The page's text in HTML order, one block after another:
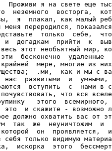
трубы?
     - Додумался  до  этого  не  я,  а они же научили меня, как ее устроить.
Когда  я раскрыл шифр таинственных световых знаков и научился по ним читать,
я  хотел  сообщить  о  своем  открытии  нашим  ученым,  но  обитатели  Марса
предупредили  меня, чтобы я пока этого не делал. так как, по их каким-то, не
известным  мне соображениям, пора для этого еще не настала. Вот поэтому-то я
и  держал  свое открытие в секрете, да и вас прошу никому ничего не говорить
о  нем.  Впрочем,  если  я  не  доживу  до  той  поры, когда обитатели Марса
разрешат мне опубликовать его, ну, тогда можете делать, как знаете.
     - О,  в  моей  скромности  можете не сомневаться, - сказал я. - И будем
надеяться, что мне не приведется первому воспользоваться вашим разрешением:
     - Ну,   кто  знает?  -  со  вздохом  заметил  Роша.  -  Будущее  никому
неизвестно;  да  это  и  к  лучшему,  иначе и жить было бы не так любопытно.
Впрочем,  оставим  эти печальные мысли. Итак, - продолжал он свой рассказ, -
когда  я  начал  свободно  читать  то, что мне передавали с Марса, по совету
своих  новых  друзей из другого мира и по их указаниям, я построил здесь, на
Монблане,  свою собственную обсерваторию, в которой вот уже около десяти лет
продолжаю  жить,  работать  и наблюдать. Что касается до акустической трубы,
так  вас поразившей, то она устроена, как я уже сказал, по указаниям, данным
мне также-с планеты Марс. <...>
     III
     Предоставляю  судить  самому  читателю,  с каким вниманием и удивлением
слушал  я  своего  хозяина,  стараясь не проронить ни единого слова из того,
что  он  мне  рассказывал.  Не будь этой изумительной трубы, через которую я
сам  только  что  разговаривал  с  обитателем  планеты  Марс, я ни за что не
поверил  бы  словам  доктора  и,  если  бы не принял его за помешанного, то,
наверное,  подумал бы, что он шутит. Но доказательство было налицо, и нельзя
было не верить очевидности.
     - Воображаю,  - сказал я, - сколько новых истин, сколько новых сведений
почерпнули вы; беседуя с обитателями неведомого нам мира!
     - Да,  -  сказал  Роша, - у них есть чему поучиться. Но из одних бесед,
я,  конечно,  никогда  не  составил  бы себе такого ясного понятия о природе
Марса  и  жизни его обитателей, какое имею теперь, побывав сам несколько раз
на этой планете.
     - Побывав сам на этой планете? - повторил я, думая, что ослышался.
     - Да,  побывав  сам довольно значительное число раз в гостях у марсиан,
- повторил Роша совершенно невозмутимо.
     Признаюсь,   я   широко   раскрыл   глаза  от  изумления,  услыхав  это
неожиданное  заявление.  "Ну,  разумеется,  он  помешан,  бедный  старик!  -
мелькнуло  у  меня  в  голове. - Конечно, он сделал великое открытие, но, не
делясь  этим  открытием  ни  с  кем  в  продолжение  многих  лет,  он  начал
галлюцинировать,  и  ему  стало  казаться,  что он не только разговаривает с
обитателями Марса, но даже ездит к ним в гости". <...>
     Наступило неловкое молчание.
     - То   есть  вы  хотите  сказать,  что  бывали  там  на  крыльях  вашей
фантазии?-  нашелся  я,  наконец,  в самом деле подумав, не выражается ли он
метафорически.
     - На  каких  там  крыльях  фантазии?  Я  действительно  бываю иногда на
Марсе, - вполне серьезно ответил он.
     После  такого  категорического заявления я уже окончательно смутился и,
потупившись,  замолчал.  Роша  вдруг  расхохотался,  и  видя,  что я на него
смотрю с беспокойством, почти со страхом, он расхохотался еще более.
     - Ха,  ха, ха! Да вы, батенька мой, я вижу, не только мне не верите, но
принимаете  меня  за  помешанного! Сознавайтесь, ведь это верно? Я угадал? -
обратился он вдруг ко мне.
     - Простите,  но  я  думаю, что вы меня просто мистифицируете, - ответил
я.
     - Не  думал мистифицировать, молодой человек! Совсем не думал. Впрочем,
для  меня  вполне понятно ваше недоверие; я совершенно выпустил из виду, что
то,  что  для  меня  теперь уже кажется вполне естественным и к чему я давно
привык,  для вас, с первого раза, должно казаться невероятным и невозможным.
Но,  уж  если  на  то  пошло,  так и быть, я открою вам все свои тайны; даже
более,  если вы только